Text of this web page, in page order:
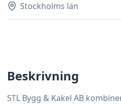
Stockholms län
Beskrivning
STL Bygg & Kakel AB